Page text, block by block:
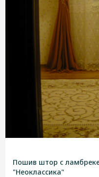
Пошив штор с
"Неоклассика"